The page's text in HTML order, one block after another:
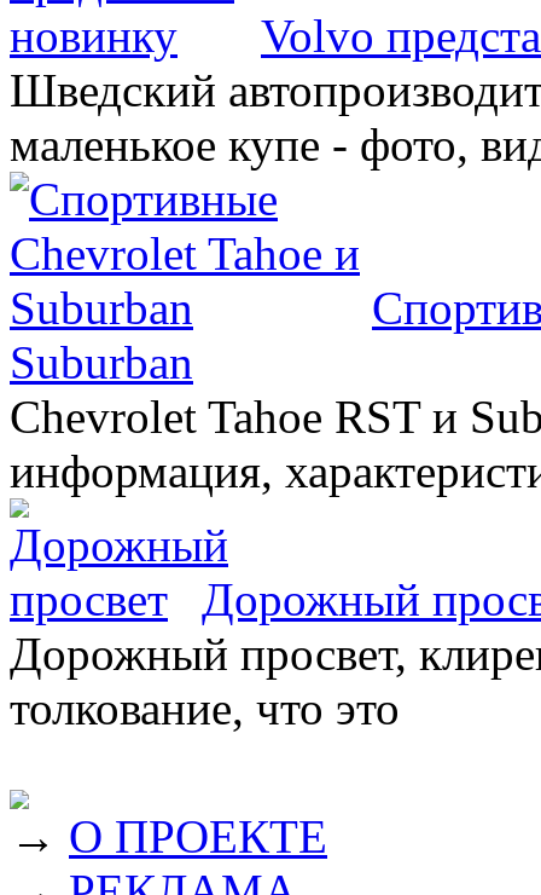
Volvo
Шведский
маленькое купе - фото,
Suburban
Chevrolet Tahoe RST и
информация,
Дорожный
Дорожный просвет,
толкование, что это
→ О ПРОЕКТЕ